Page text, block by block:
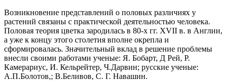
Возникновение представлений о половых различиях у
растений связаны с практической деятельностью человека.
Половая теория цветка зародилась в 80-х гг. XVII в. в Англии,
а уже к концу этого столетия вполне окрепла и
сформировалась. Значительный вклад в решение проблемы
внесли своими работами ученые: Я. Бобарт, Д Рей, Р.
Камерариус, И. Кельрейтер, Ч.Дарвин; русские ученые:
А.П.Болотов,; В.Беливов, С. Г. Навашин.